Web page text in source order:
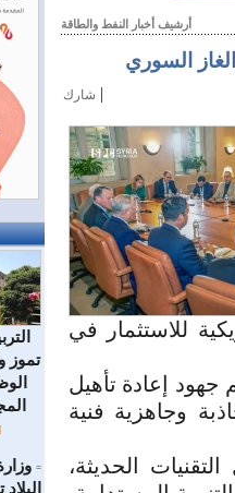
تموز
=
أرشيف أخبار النفط والطاقة
السوري
شارك |
للاستثمار في
جهود إعادة تأهيل
وجاهزية فنية
الحديثة،